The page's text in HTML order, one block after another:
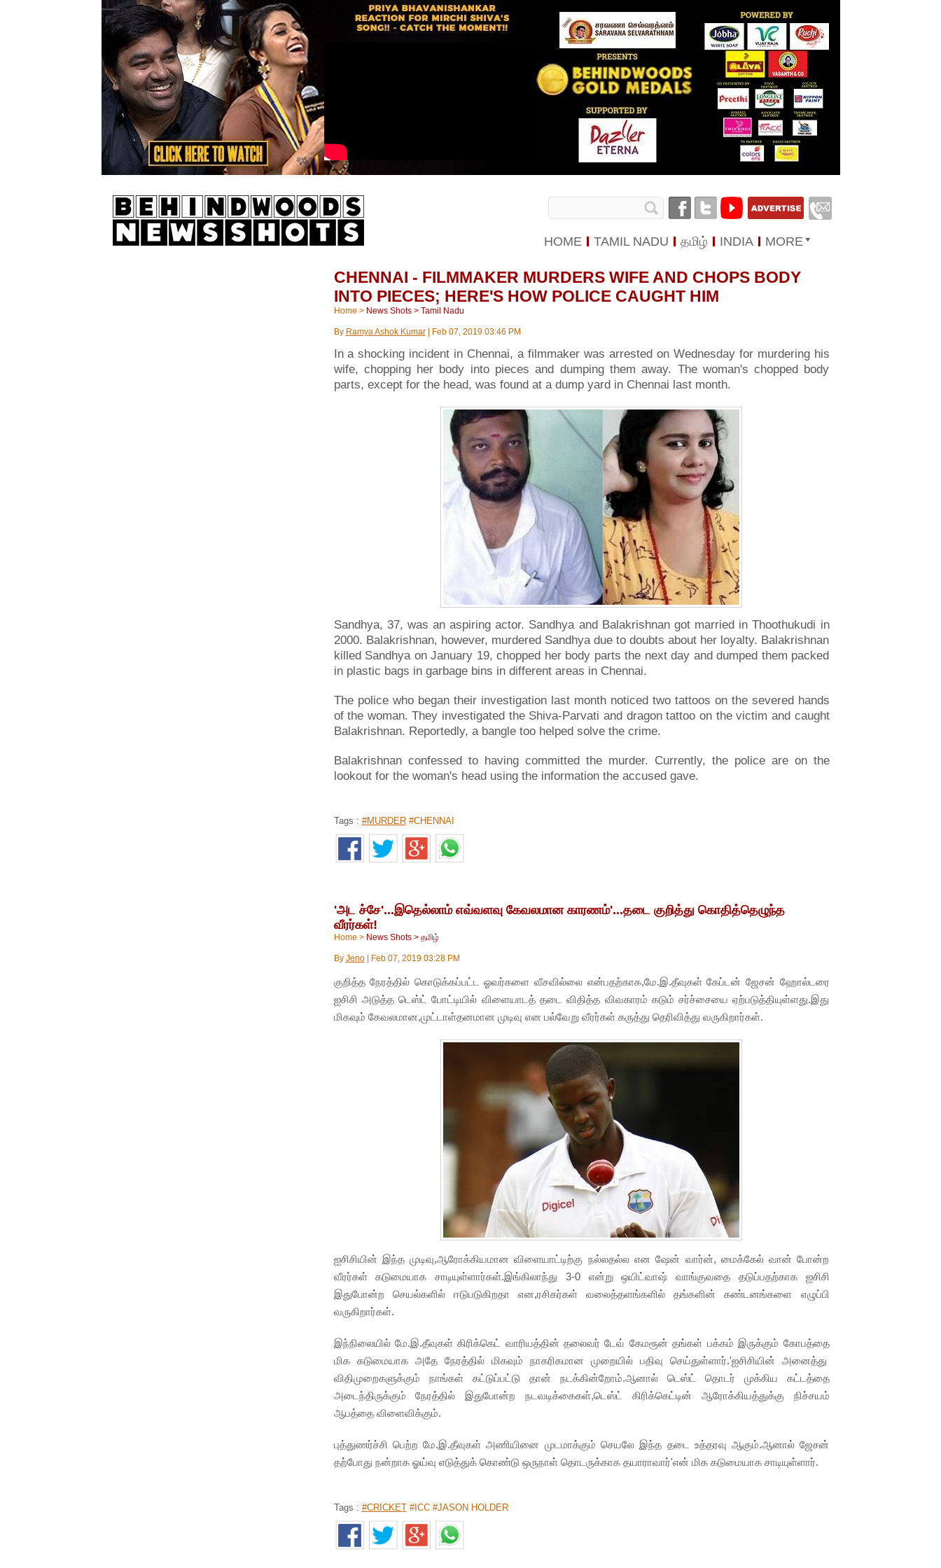
HOME TAMIL NADU தமிழ் INDIA MORE
CHENNAI - FILMMAKER MURDERS WIFE AND CHOPS BODY
INTO PIECES; HERE'S HOW POLICE CAUGHT HIM
Home > News Shots> Tamil Nadu
By Ramya Ashok Kumar| Feb 07, 2019 03:46 PM
In a shocking incident in Chennai, a filmmaker was arrested on Wednesday for murdering his
wife, chopping her body into pieces and dumping them away. The woman's chopped body
parts, except for the head, was found at a dump yard in Chennai last month.
Sandhya, 37, was an aspiring actor. Sandhya and Balakrishnan got married in Thoothukudi in
2000. Balakrishnan, however, murdered Sandhya due to doubts about her loyalty. Balakrishnan
killed Sandhya on January 19, chopped her body parts the next day and dumped them packed
in plastic bags in garbage bins in different areas in Chennai.
The police who began their investigation last month noticed two tattoos on the severed hands
of the woman. They investigated the Shiva-Parvati and dragon tattoo on the victim and caught
Balakrishnan. Reportedly, a bangle too helped solve the crime.
Balakrishnan confessed to having committed the murder. Currently, the police are on the
lookout for the woman's head using the information the accused gave.
Tags : #MURDER#CHENNAI
'அட ச்சே'...இதெல்லாம் எவ்வளவு கேவலமான காரணம்'...தடை குறித்து கொதித்தெழுந்த
வீரர்கள்!
Home > News Shots> தமிழ்
By Jeno| Feb 07, 2019 03:28 PM
குறித்த நேரத்தில் கொடுக்கப்பட்ட ஓவர்களை வீசவில்லை என்பதற்காக,மே.இ.தீவுகள் கேப்டன் ஜேசன் ஹோல்டரை
ஐசிசி அடுத்த டெஸ்ட் போட்டியில் விளையாடத் தடை விதித்த விவகாரம் கடும் சர்ச்சையை ஏற்படுத்தியுள்ளது.இது
மிகவும் கேவலமான,முட்டாள்தனமான முடிவு என பல்வேறு வீரர்கள் கருத்து தெரிவித்து வருகிறார்கள்.
ஐசிசியின் இந்த முடிவு,ஆரோக்கியமான விளையாட்டிற்கு நல்லதல்ல என ஷேன் வார்ன், மைக்கேல் வான் போன்ற
வீரர்கள் கடுமையாக சாடியுள்ளார்கள்.இங்கிலாந்து 3-0 என்று ஒயிட்வாஷ் வாங்குவதை தடுப்பதற்காக ஐசிசி
இதுபோன்ற செயல்களில் ஈடுபடுகிறதா என,ரசிகர்கள் வலைத்தளங்களில் தங்களின் கண்டனங்களை எழுப்பி
வருகிறார்கள்.
இந்நிலையில் மே.இ.தீவுகள் கிரிக்கெட் வாரியத்தின் தலைவர் டேவ் கேமரூன் தங்கள் பக்கம் இருக்கும் கோபத்தை
மிக கடுமையாக அதே நேரத்தில் மிகவும் நாகரிகமான முறையில் பதிவு செய்துள்ளார்.'ஐசிசியின் அனைத்து
விதிமுறைகளுக்கும் நாங்கள் கட்டுப்பட்டு தான் நடக்கின்றோம்.ஆனால் டெஸ்ட் தொடர் முக்கிய கட்டத்தை
அடைந்திருக்கும் நேரத்தில் இதுபோன்ற நடவடிக்கைகள்,டெஸ்ட் கிரிக்கெட்டின் ஆரோக்கியத்துக்கு நிச்சயம்
ஆபத்தை விளைவிக்கும்.
புத்துணர்ச்சி பெற்ற மே.இ.தீவுகள் அணியினை முடமாக்கும் செயலே இந்த தடை உத்தரவு ஆகும்.ஆனால் ஜேசன்
தற்போது நன்றாக ஓய்வு எடுத்துக் கொண்டு ஒருநாள் தொடருக்காக தயாராவார்'என் மிக கடுமையாக சாடியுள்ளார்.
Tags : #CRICKET#ICC #JASON HOLDER